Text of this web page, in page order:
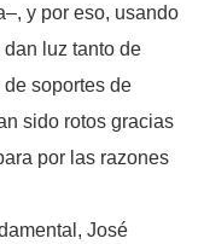
y por eso, usando
luz tanto de
soportes de
sido rotos gracias
por las razones
José